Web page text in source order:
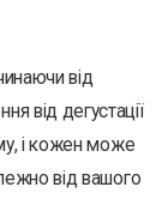
від
від дегустації
і кожен може
від вашого